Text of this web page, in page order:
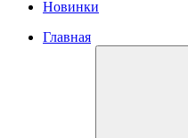
Новинки
Главная